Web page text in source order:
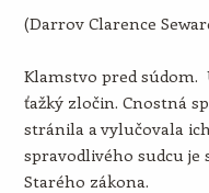
(Darrov Clarence
Klamstvo pred súdom.
ťažký zločin. Cnostná
stránila a vylučovala
spravodlivého sudcu je
Starého zákona.